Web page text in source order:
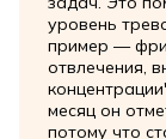
уровень
пример —
отвлечения,
месяц он
потому что